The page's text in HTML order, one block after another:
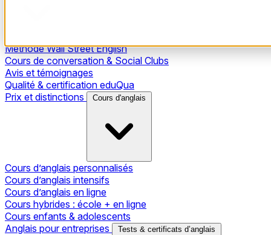
Méthode Wall Street English
Cours de conversation & Social Clubs
Avis et témoignages
Qualité & certification eduQua
Prix et distinctions
Cours d'anglais
Cours d’anglais personnalisés
Cours d’anglais intensifs
Cours d’anglais en ligne
Cours hybrides : école + en ligne
Cours enfants & adolescents
Anglais pour entreprises
Tests & certificats d’anglais